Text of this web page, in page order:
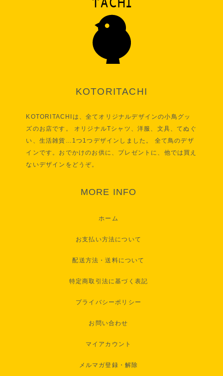
KOTORITACHI
KOTORITACHIは、全てオリジナルデザインの小鳥グッ
ズのお店です。 オリジナルTシャツ、洋服、文具、てぬぐ
い、生活雑貨…1つ1つデザインしました。 全て鳥のデザ
インです。おでかけのお供に、プレゼントに、他では買え
ないデザインをどうぞ。
MORE INFO
ホーム
お支払い方法について
配送方法・送料について
特定商取引法に基づく表記
プライバシーポリシー
お問い合わせ
マイアカウント
メルマガ登録・解除